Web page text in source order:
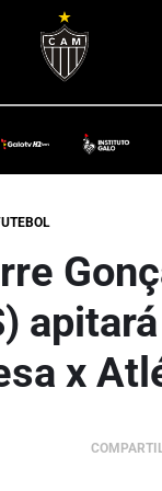
apitará
x